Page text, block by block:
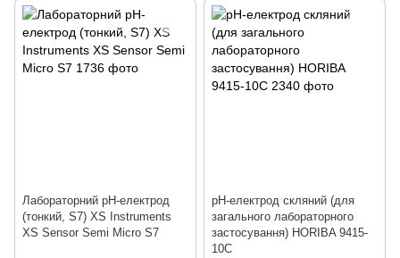
Лабораторний pH-електрод
(тонкий, S7) XS Instruments
XS Sensor Semi Micro S7
pH-електрод скляний (для
загального лабораторного
застосування) HORIBA 9415-
10C